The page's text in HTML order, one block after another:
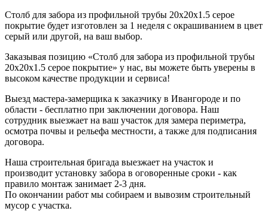
Столб для забора из профильной трубы 20х20х1.5 серое
покрытие будет изготовлен за 1 неделя с окрашиванием в цвет
серый или другой, на ваш выбор.
Заказывая позицию «Столб для забора из профильной трубы
20х20х1.5 серое покрытие» у нас, вы можете быть уверены в
высоком качестве продукции и сервиса!
Выезд мастера-замерщика к заказчику в Ивангороде и по
области - бесплатно при заключении договора. Наш
сотрудник выезжает на ваш участок для замера периметра,
осмотра почвы и рельефа местности, а также для подписания
договора.
Наша строительная бригада выезжает на участок и
производит установку забора в оговоренные сроки - как
правило монтаж занимает 2-3 дня.
По окончании работ мы собираем и вывозим строительный
мусор с участка.